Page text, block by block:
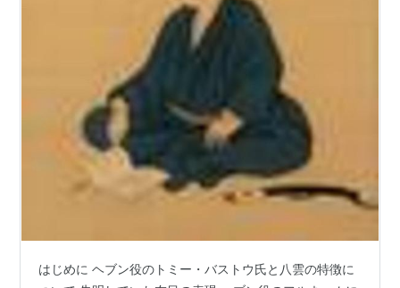
はじめに ヘブン役のトミー・バストウ氏と八雲の特徴に